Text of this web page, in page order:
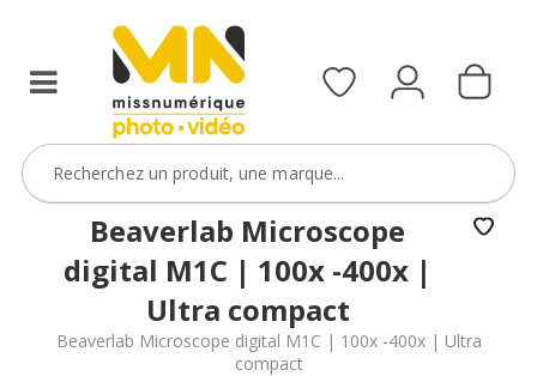
Beaverlab Microscope
digital M1C | 100x -400x |
Ultra compact
Beaverlab Microscope digital M1C | 100x -400x | Ultra
compact